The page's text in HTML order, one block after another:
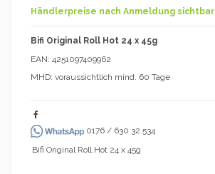
Händlerpreise nach Anmeldung sichtbar
Bifi Original Roll Hot 24 x 45g
EAN: 4251097409962
MHD: voraussichtlich mind. 60 Tage
0176 / 630 32 534
Bifi Original Roll Hot 24 x 45g